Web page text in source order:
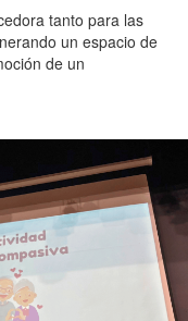
tanto para las
un espacio de
de un